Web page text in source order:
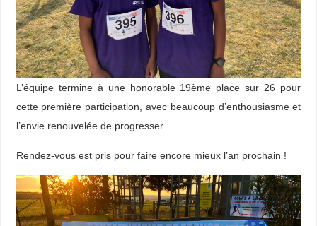
L’équipe termine à une honorable 19ème place sur 26 pour
cette première participation, avec beaucoup d’enthousiasme et
l’envie renouvelée de progresser.
Rendez-vous est pris pour faire encore mieux l’an prochain !